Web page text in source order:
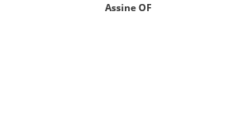
Assine OF